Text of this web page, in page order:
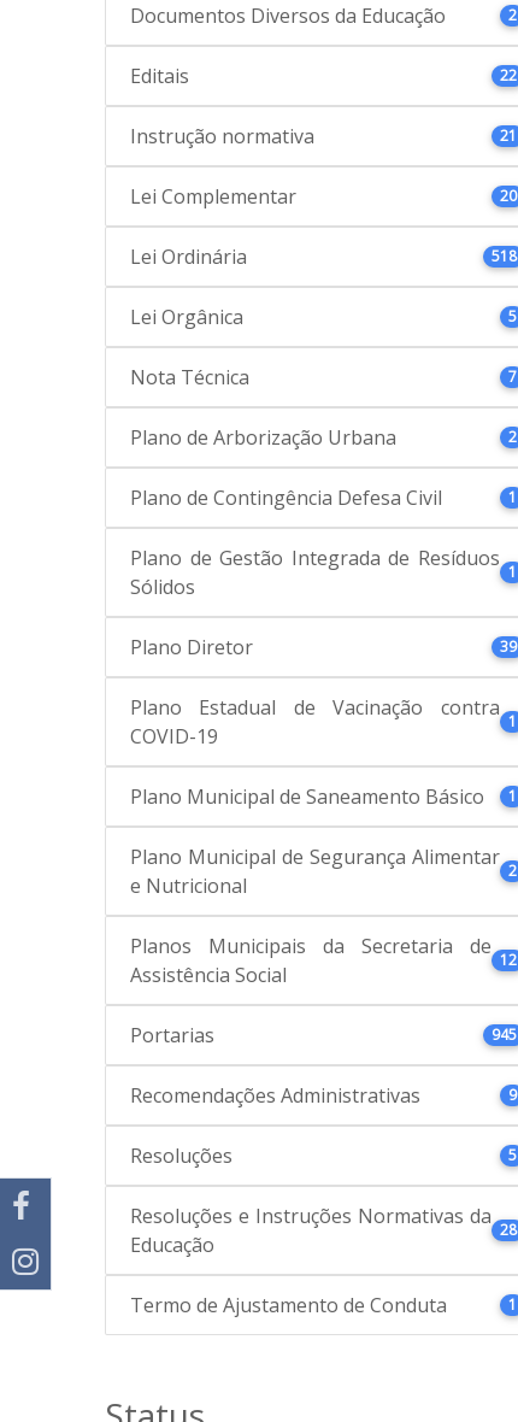
Documentos Diversos da Educação 2
Editais 22
Instrução normativa 21
Lei Complementar 20
Lei Ordinária 518
Lei Orgânica 5
Nota Técnica 7
Plano de Arborização Urbana 2
Plano de Contingência Defesa Civil 1
Plano de Gestão Integrada de Resíduos
Sólidos
1
Plano Diretor 39
Plano Estadual de Vacinação contra
COVID-19
1
Plano Municipal de Saneamento Básico 1
Plano Municipal de Segurança Alimentar
e Nutricional
2
Planos Municipais da Secretaria de
Assistência Social
12
Portarias 945
Recomendações Administrativas 9
Resoluções 5
Resoluções e Instruções Normativas da
Educação
28
Termo de Ajustamento de Conduta 1